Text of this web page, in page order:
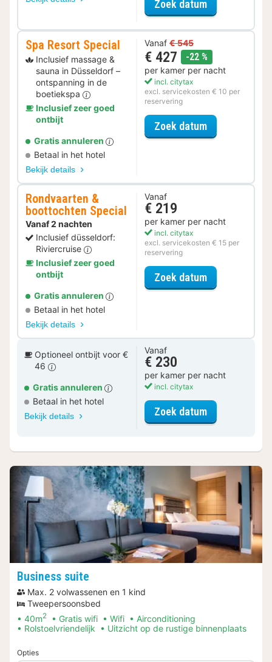
Zoek datumvoor Voordeel
Spa Resort Special
Inclusief massage &
sauna in Düsseldorf –
ontspanning in de
boetiekspa
Inclusief zeer goed
ontbijt
Gratis annuleren
Betaal in het hotel
Bekijk details
Vanaf € 545
€ 427 -22 %
per kamer per nacht
incl. citytax
excl. servicekosten € 10 per
reservering
Zoek datumvoor Spa
Rondvaarten &
boottochten Special
Vanaf 2 nachten
Inclusief düsseldorf:
Riviercruise
Inclusief zeer goed
ontbijt
Gratis annuleren
Betaal in het hotel
Bekijk details
Vanaf
€ 219
per kamer per nacht
incl. citytax
excl. servicekosten € 15 per
reservering
Zoek datumvoor
Optioneel ontbijt voor €
46
Gratis annuleren
Betaal in het hotel
Bekijk details
Vanaf
€ 230
per kamer per nacht
incl. citytax
Zoek datumvoor Studio
Business suite
Max. 2 volwassenen en 1 kind
Tweepersoonsbed
40m2 Gratis wifi Wifi
Airconditioning
Rolstoelvriendelijk
Uitzicht op de rustige binnenplaats
Opties